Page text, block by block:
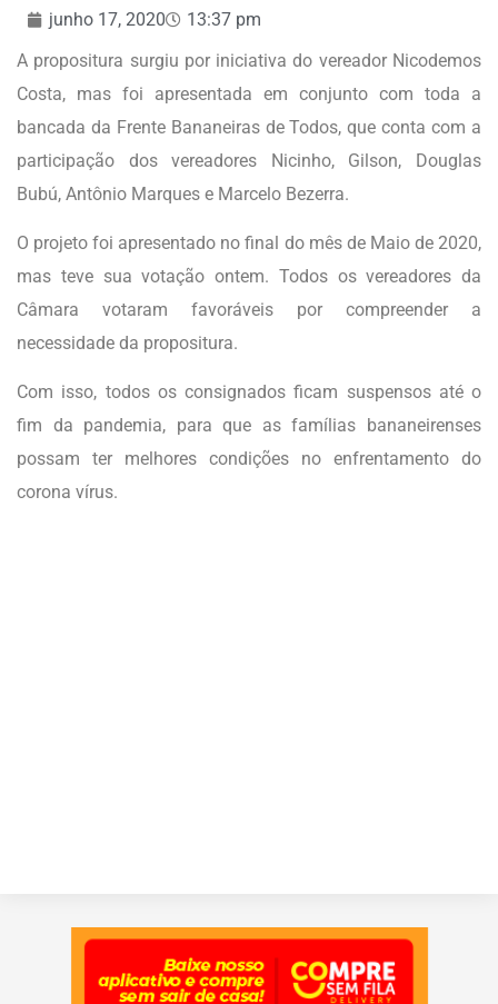
junho 17, 2020
13:37 pm
A propositura surgiu por iniciativa do vereador Nicodemos
Costa, mas foi apresentada em conjunto com toda a
bancada da Frente Bananeiras de Todos, que conta com a
participação dos vereadores Nicinho, Gilson, Douglas
Bubú, Antônio Marques e Marcelo Bezerra.
O projeto foi apresentado no final do mês de Maio de 2020,
mas teve sua votação ontem. Todos os vereadores da
Câmara votaram favoráveis por compreender a
necessidade da propositura.
Com isso, todos os consignados ficam suspensos até o
fim da pandemia, para que as famílias bananeirenses
possam ter melhores condições no enfrentamento do
corona vírus.